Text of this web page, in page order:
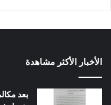
الأخبار الأكثر مشاهدة